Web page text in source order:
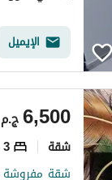
الإيميل
ج.م6,500
شقة 3